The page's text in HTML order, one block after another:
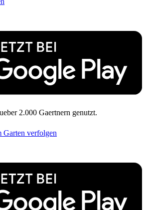
2.000 Gaertnern genutzt.
Garten verfolgen